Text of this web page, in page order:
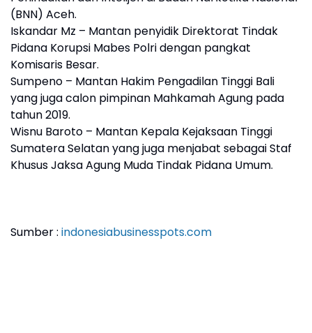
(BNN) Aceh.
Iskandar Mz – Mantan penyidik ​​Direktorat Tindak
Pidana Korupsi Mabes Polri dengan pangkat
Komisaris Besar.
Sumpeno – Mantan Hakim Pengadilan Tinggi Bali
yang juga calon pimpinan Mahkamah Agung pada
tahun 2019.
Wisnu Baroto – Mantan Kepala Kejaksaan Tinggi
Sumatera Selatan yang juga menjabat sebagai Staf
Khusus Jaksa Agung Muda Tindak Pidana Umum.
Sumber : indonesiabusinesspots.com